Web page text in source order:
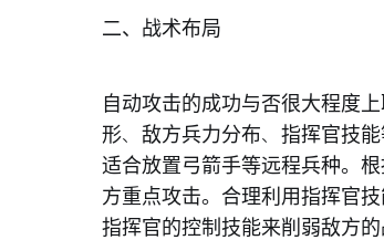
二、战术布局
自动攻击的成功与否很大程度
形、敌方兵力分布、指挥官技
适合放置弓箭手等远程兵种。
方重点攻击。合理利用指挥官
指挥官的控制技能来削弱敌方的